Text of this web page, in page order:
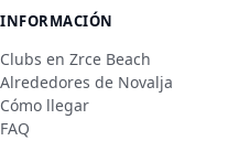
INFORMACIÓN
Clubs en Zrce Beach
Alrededores de Novalja
Cómo llegar
FAQ